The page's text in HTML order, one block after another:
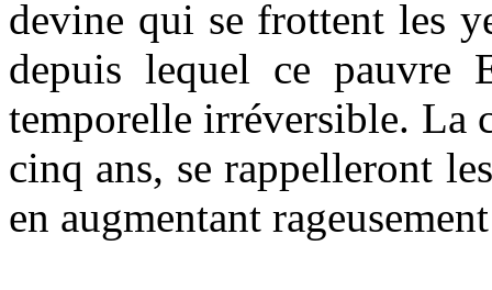
devine qui se frottent les
depuis lequel ce pauvre
temporelle irréversible. La
cinq ans, se rappelleront
en augmentant